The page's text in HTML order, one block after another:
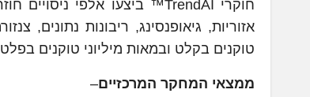
אזוריות, גיאופנסינג, ריבונות נתונים,
טוקנים בקלט ובמאות מיליוני טוקנים
ממצאי המחקר המרכזיים–